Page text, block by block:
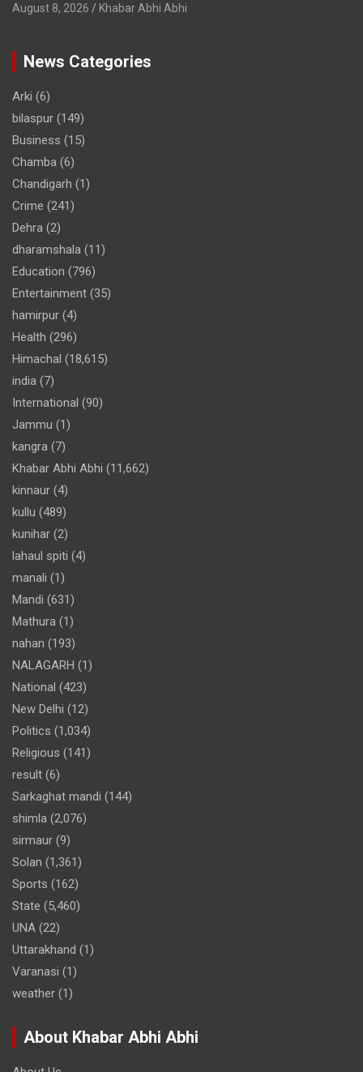
August 8, 2026 Khabar Abhi Abhi
News Categories
Arki (6)
bilaspur (149)
Business (15)
Chamba (6)
Chandigarh (1)
Crime (241)
Dehra (2)
dharamshala (11)
Education (796)
Entertainment (35)
hamirpur (4)
Health (296)
Himachal (18,615)
india (7)
International (90)
Jammu (1)
kangra (7)
Khabar Abhi Abhi (11,662)
kinnaur (4)
kullu (489)
kunihar (2)
lahaul spiti (4)
manali (1)
Mandi (631)
Mathura (1)
nahan (193)
NALAGARH (1)
National (423)
New Delhi (12)
Politics (1,034)
Religious (141)
result (6)
Sarkaghat mandi (144)
shimla (2,076)
sirmaur (9)
Solan (1,361)
Sports (162)
State (5,460)
UNA (22)
Uttarakhand (1)
Varanasi (1)
weather (1)
About Khabar Abhi Abhi